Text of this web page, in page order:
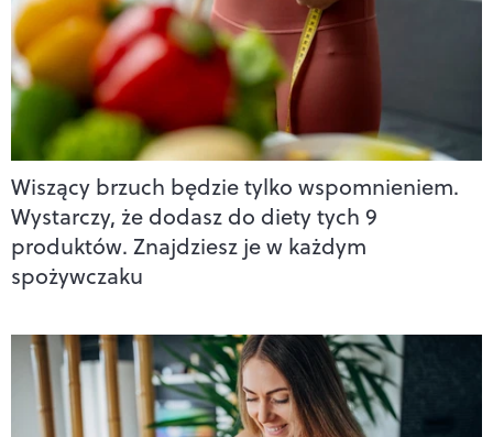
Wiszący brzuch będzie tylko wspomnieniem.
Wystarczy, że dodasz do diety tych 9
produktów. Znajdziesz je w każdym
spożywczaku